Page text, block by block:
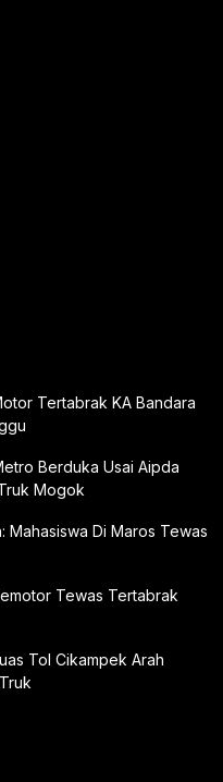
Tertabrak KA Bandara
Berduka Usai Aipda
Mogok
Mahasiswa Di Maros Tewas
Tewas Tertabrak
Tol Cikampek Arah